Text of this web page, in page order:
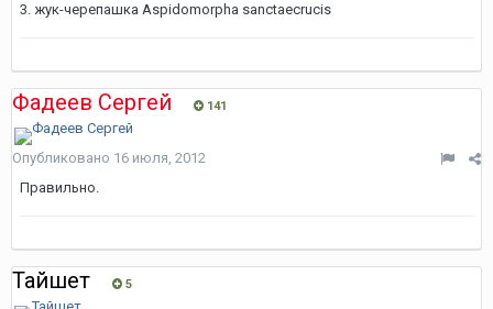
3. жук-черепашка Aspidomorpha sanctaecrucis
Фадеев Сергей 141
Опубликовано 16 июля, 2012
Правильно.
Тайшет 5